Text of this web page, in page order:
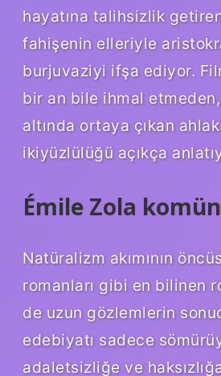
hayatına talihsizlik
fahişenin elleriyle
burjuvaziyi ifşa ediyor.
bir an bile ihmal
altında ortaya çıkan
ikiyüzlülüğü açıkça
Émile Zola
Natüralizm akımının
romanları gibi en bilinen
de uzun gözlemlerin
edebiyatı sadece
adaletsizliğe ve